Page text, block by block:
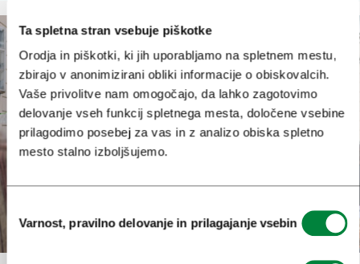
Ta spletna stran vsebuje piškotke
Orodja in piškotki, ki jih uporabljamo na spletnem mestu,
zbirajo v anonimizirani obliki informacije o obiskovalcih.
Vaše privolitve nam omogočajo, da lahko zagotovimo
delovanje vseh funkcij spletnega mesta, določene vsebine
prilagodimo posebej za vas in z analizo obiska spletno
mesto stalno izboljšujemo.
soglasja
Varnost, pravilno delovanje in prilagajanje vsebin